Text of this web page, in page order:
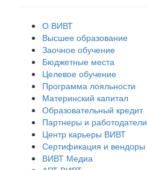
О ВИВТ
Высшее образование
Заочное обучение
Бюджетные места
Целевое обучение
Программа лояльности
Материнский капитал
Образовательный кредит
Партнеры и работодатели
Центр карьеры ВИВТ
Сертификация и вендоры
ВИВТ Медиа